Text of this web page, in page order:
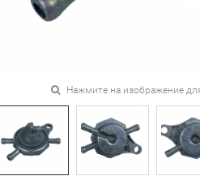
Нажмите на изображение